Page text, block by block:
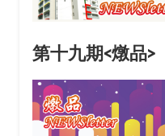
第十九期<燉品>